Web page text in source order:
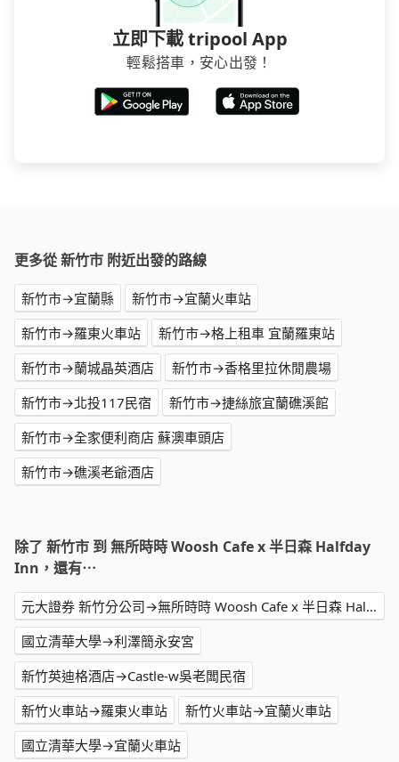
立即下載 tripool App
輕鬆搭車，安心出發！
更多從 新竹市 附近出發的路線
新竹市→宜蘭縣
新竹市→宜蘭火車站
新竹市→羅東火車站
新竹市→格上租車 宜蘭羅東站
新竹市→蘭城晶英酒店
新竹市→香格里拉休閒農場
新竹市→北投117民宿
新竹市→捷絲旅宜蘭礁溪館
新竹市→全家便利商店 蘇澳車頭店
新竹市→礁溪老爺酒店
除了 新竹市 到 無所時時 Woosh Cafe x 半日森 Halfday
Inn，還有⋯
元大證券 新竹分公司→無所時時 Woosh Cafe x 半日森 Halfday Inn
國立清華大學→利澤簡永安宮
新竹英迪格酒店→Castle-w吳老闆民宿
新竹火車站→羅東火車站
新竹火車站→宜蘭火車站
國立清華大學→宜蘭火車站